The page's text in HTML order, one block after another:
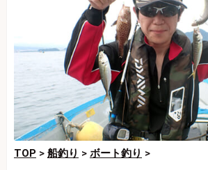
TOP > 船釣り > ボート釣り >